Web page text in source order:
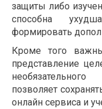
защиты либо
способна
формировать
Кроме того
представление
позволяет
онлайн сервиса и